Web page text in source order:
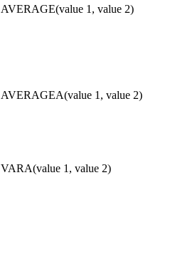
AVERAGE(value 1, value 2)
AVERAGEA(value 1, value 2)
VARA(value 1, value 2)